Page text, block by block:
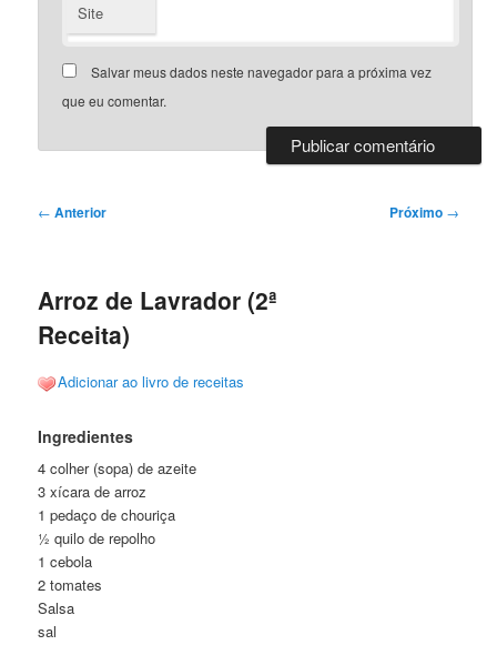
Site
Salvar meus dados neste navegador para a próxima vez
que eu comentar.
Navegação
← Anterior Próximo →
Arroz de Lavrador (2ª
Receita)
Adicionar ao livro de receitas
Ingredientes
4 colher (sopa) de azeite
3 xícara de arroz
1 pedaço de chouriça
½ quilo de repolho
1 cebola
2 tomates
Salsa
sal